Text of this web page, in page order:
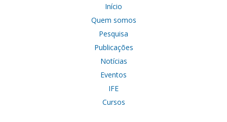
Início
Quem somos
Pesquisa
Publicações
Notícias
Eventos
IFE
Cursos